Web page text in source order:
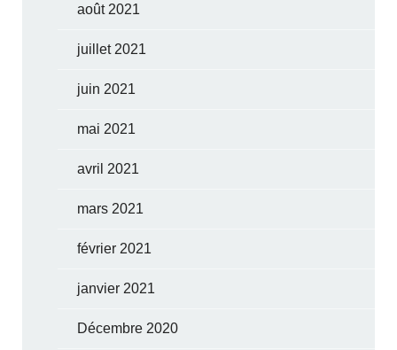
août 2021
juillet 2021
juin 2021
mai 2021
avril 2021
mars 2021
février 2021
janvier 2021
Décembre 2020